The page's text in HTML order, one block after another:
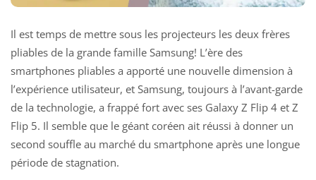
Il est temps de mettre sous les projecteurs les deux frères
pliables de la grande famille Samsung! L’ère des
smartphones pliables a apporté une nouvelle dimension à
l’expérience utilisateur, et Samsung, toujours à l’avant-garde
de la technologie, a frappé fort avec ses Galaxy Z Flip 4 et Z
Flip 5. Il semble que le géant coréen ait réussi à donner un
second souffle au marché du smartphone après une longue
période de stagnation.